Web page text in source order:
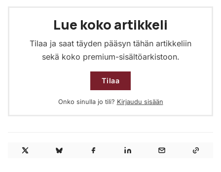
Lue koko artikkeli
Tilaa ja saat täyden pääsyn tähän artikkeliin
sekä koko premium-sisältöarkistoon.
Tilaa
Onko sinulla jo tili? Kirjaudu sisään